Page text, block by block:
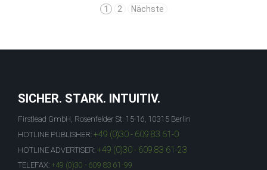
1 2 Nächste
SICHER. STARK. INTUITIV.
Firstlead GmbH, Rosenfelder St. 15-16, 10315 Berlin
HOTLINE PUBLISHER: +49 (0)30 - 609 83 61-0
HOTLINE ADVERTISER: +49 (0)30 - 609 83 61-23
TELEFAX: +49 (0)30 - 609 83 61-99